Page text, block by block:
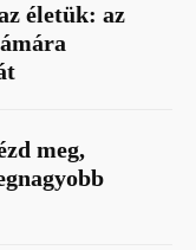
életük: az
meg,